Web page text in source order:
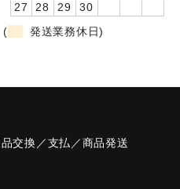
27
28 29
30
(
発送業務休日)
交換／支払／商品発送